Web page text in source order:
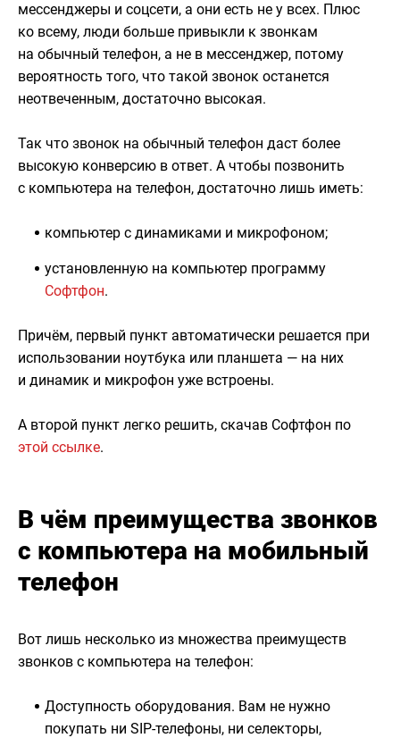
мессенджеры и соцсети, а они есть не у всех. Плюс
ко всему, люди больше привыкли к звонкам
на обычный телефон, а не в мессенджер, потому
вероятность того, что такой звонок останется
неотвеченным, достаточно высокая.
Так что звонок на обычный телефон даст более
высокую конверсию в ответ. А чтобы позвонить
с компьютера на телефон, достаточно лишь иметь:
компьютер с динамиками и микрофоном;
установленную на компьютер программу
Софтфон.
Причём, первый пункт автоматически решается при
использовании ноутбука или планшета — на них
и динамик и микрофон уже встроены.
А второй пункт легко решить, скачав Софтфон по
этой ссылке.
В чём преимущества звонков
с компьютера на мобильный
телефон
Вот лишь несколько из множества преимуществ
звонков с компьютера на телефон:
Доступность оборудования. Вам не нужно
покупать ни SIP-телефоны, ни селекторы,